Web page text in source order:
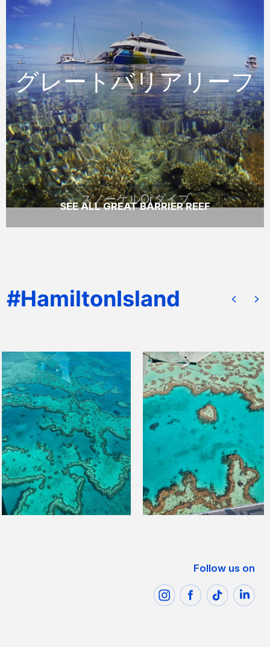
スノーケルOrダイブ
グレートバリアリーフ
グレートバリアリー
フ
ハミルトン島出発の記憶に残る特別な1日ツ
アーでまだあまり知られていないグレートバ
リアリーフのスポットへご案内します。
READ MORE
SEE ALL GREAT BARRIER REEF
Follow us on